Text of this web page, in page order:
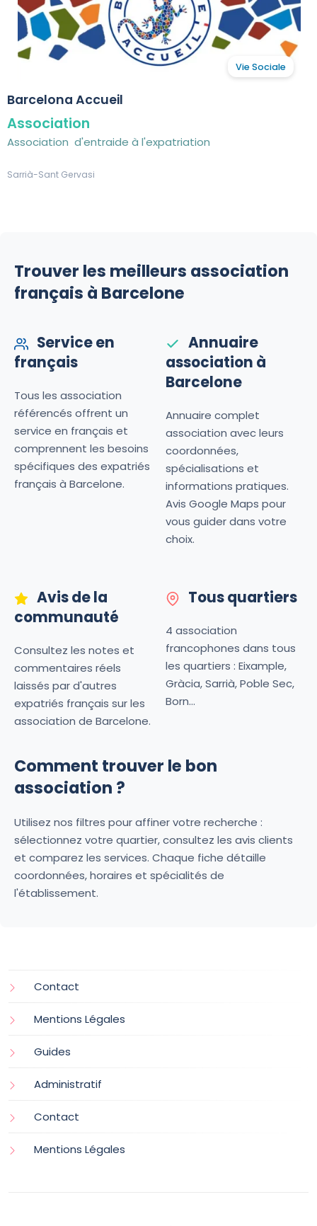
Vie Sociale
Barcelona Accueil
Association
Association d'entraide à l'expatriation
Sarrià-Sant Gervasi
Trouver les meilleurs association
français à Barcelone
Service en
français
Tous les association
référencés offrent un
service en français et
comprennent les besoins
spécifiques des expatriés
français à Barcelone.
Annuaire
association à
Barcelone
Annuaire complet
association avec leurs
coordonnées,
spécialisations et
informations pratiques.
Avis Google Maps pour
vous guider dans votre
choix.
Avis de la
communauté
Consultez les notes et
commentaires réels
laissés par d'autres
expatriés français sur les
association de Barcelone.
Tous quartiers
4 association
francophones dans tous
les quartiers : Eixample,
Gràcia, Sarrià, Poble Sec,
Born...
Comment trouver le bon
association ?
Utilisez nos filtres pour affiner votre recherche :
sélectionnez votre quartier, consultez les avis clients
et comparez les services. Chaque fiche détaille
coordonnées, horaires et spécialités de
l'établissement.
Contact
Mentions Légales
Guides
Administratif
Contact
Mentions Légales